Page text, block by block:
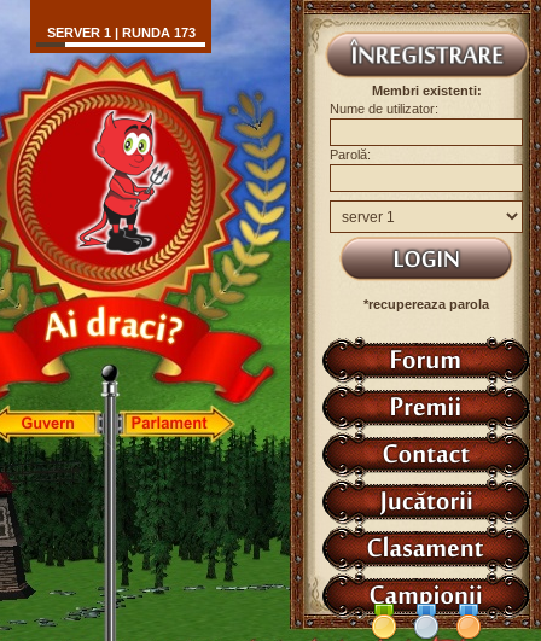
SERVER 1 | RUNDA 173
Membri existenti:
Nume de utilizator:
Parolă:
*recupereaza parola